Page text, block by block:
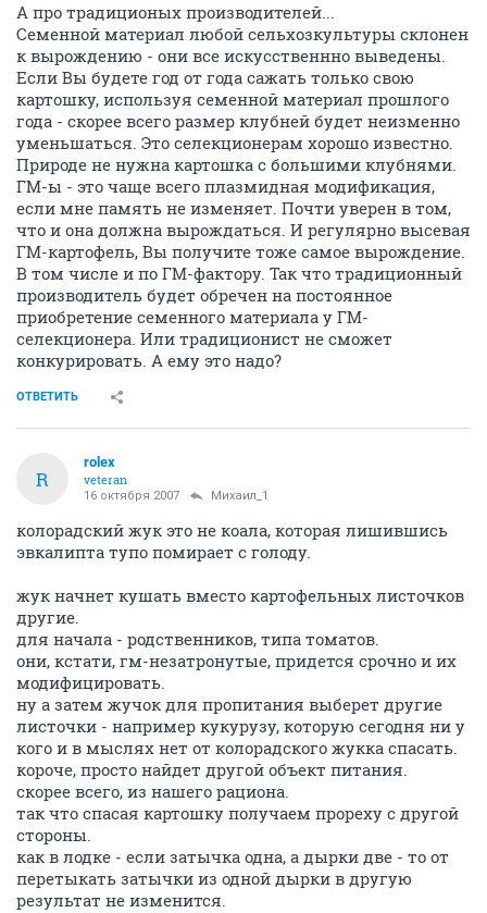
А про традиционых производителей...
Семенной материал любой сельхозкультуры склонен
к вырождению - они все искусственнно выведены.
Если Вы будете год от года сажать только свою
картошку, используя семенной материал прошлого
года - скорее всего размер клубней будет неизменно
уменьшаться. Это селекционерам хорошо известно.
Природе не нужна картошка с большими клубнями.
ГМ-ы - это чаще всего плазмидная модификация,
если мне память не изменяет. Почти уверен в том,
что и она должна вырождаться. И регулярно высевая
ГМ-картофель, Вы получите тоже самое вырождение.
В том числе и по ГМ-фактору. Так что традиционный
производитель будет обречен на постоянное
приобретение семенного материала у ГМ-
селекционера. Или традиционист не сможет
конкурировать. А ему это надо?
ОТВЕТИТЬ
R
rolex
veteran
16 октября 2007 Михаил_1
колорадский жук это не коала, которая лишившись
эвкалипта тупо помирает с голоду.
жук начнет кушать вместо картофельных листочков
другие.
для начала - родственников, типа томатов.
они, кстати, гм-незатронутые, придется срочно и их
модифицировать.
ну а затем жучок для пропитания выберет другие
листочки - например кукурузу, которую сегодня ни у
кого и в мыслях нет от колорадского жукка спасать.
короче, просто найдет другой объект питания.
скорее всего, из нашего рациона.
так что спасая картошку получаем прореху с другой
стороны.
как в лодке - если затычка одна, а дырки две - то от
перетыкать затычки из одной дырки в другую
результат не изменится.